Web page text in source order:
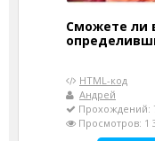
Сможете ли
HTML-код
Андрей
Прохождений:
Просмотров: 1